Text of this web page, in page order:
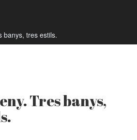
banys, tres estils.
Tres banys,